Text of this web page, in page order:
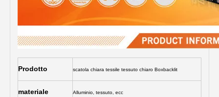
Prodotto scatola chiara tessile tessuto chiaro Boxbacklit
materiale Alluminio, tessuto, ecc